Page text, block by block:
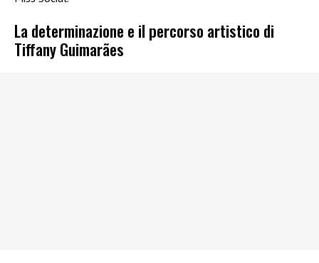
La determinazione e il percorso artistico di
Tiffany Guimarães